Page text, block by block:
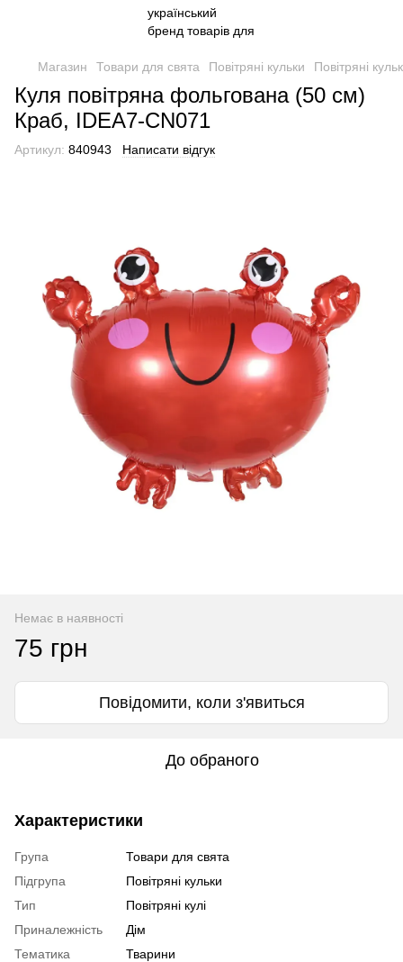
Магазин Товари для свята Повітряні кульки Повітряні
Куля повітряна фольгована (50 см)
Краб, IDEA7-CN071
Артикул: 840943 Написати відгук
Немає в наявності
75 грн
Повідомити, коли з'явиться
До обраного
Характеристики
Група
Товари для свята
Підгрупа
Повітряні кульки
Тип
Повітряні кулі
Приналежність
Дім
Тематика
Тварини